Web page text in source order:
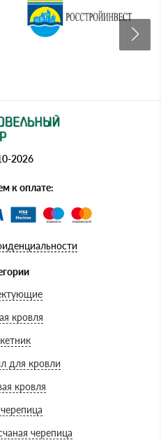
2026
к оплате:
кровля
для кровли
кровля
черепица